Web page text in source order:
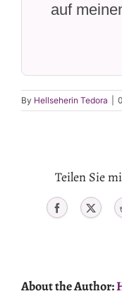
auf
By Hellseherin Tedora
Teilen Sie
Facebook X
About the Author: